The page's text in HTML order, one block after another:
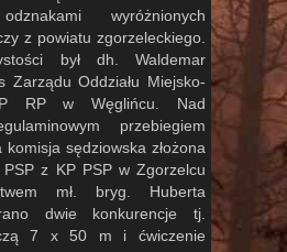
wyróżnionych
z powiatu zgorzeleckiego.
był dh. Waldemar
Zarządu Oddziału Miejsko-
RP w Węglińcu. Nad
przebiegiem
komisja sędziowska złożona
z KP PSP w Zgorzelcu
mł. bryg. Huberta
dwie konkurencje tj.
7 x 50 m i ćwiczenie